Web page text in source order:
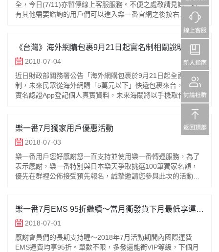
全，今日(7/11)亦暫停線上客服服務。不便之處敬請見諒。若
有其他需要諮詢的用戶們可以進入樂一番官網之後按右上角切
換語言至簡體版諮詢QQ客服～QQ客服在線時間為9:30-18:30
《台灣》海外網購包裹9月21日起實名制相關說明《樂
一番目前暫無影響》
2018-07-04
近日財政部關務署公告「海外網購包裹於9月21日起全面實名
制，未來民眾從海外網購「5萬元以下」快遞包裹來台，須先從
實名認證App登記個人真實資料，未來海關將以手機取代身份
證字號，確認收件人身份。」並暫定從6月20日開始3個月的試
樂一番7月獨家用戶優惠活動
2018-07-03
樂一番用戶您好感謝您一直支持並使用樂一番轉運服務，為了
表示感謝，樂一番特別與日本樂天爭取挑選100筆獨家名額，
優先在群裡公佈接受預先報名，誠摯邀請您參與此次的活動。
樂一番7月EMS 95折繼續～當月衝發貨下月最低享運費
88折！
2018-07-01
感謝會員們的長期支持喔～2018年7月活動期間內國際運費
EMS運費均享95折。單數不限，多發還能衝VIP等級，下個月